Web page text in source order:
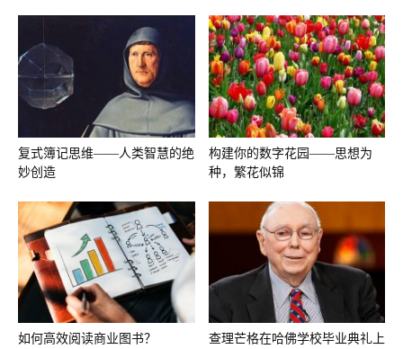
复式簿记思维——人类智慧的绝
妙创造
构建你的数字花园——思想为
种，繁花似锦
如何高效阅读商业图书？
查理芒格在哈佛学校毕业典礼上